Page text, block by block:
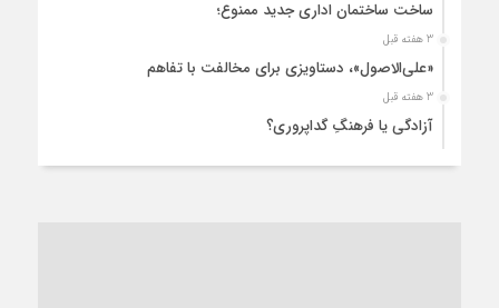
ساخت ساختمان اداری جدید ممنوع؛
3 هفته قبل
«علی‌الاصول»، دستاویزی برای مخالفت با تفاهم
3 هفته قبل
آزادگی یا فرهنگِ گداپروری؟